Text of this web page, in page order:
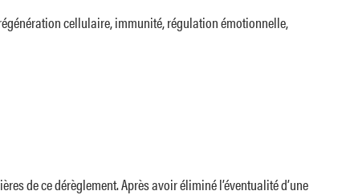
cellulaire, immunité, régulation émotionnelle,
de ce dérèglement. Après avoir éliminé l’éventualité d’une